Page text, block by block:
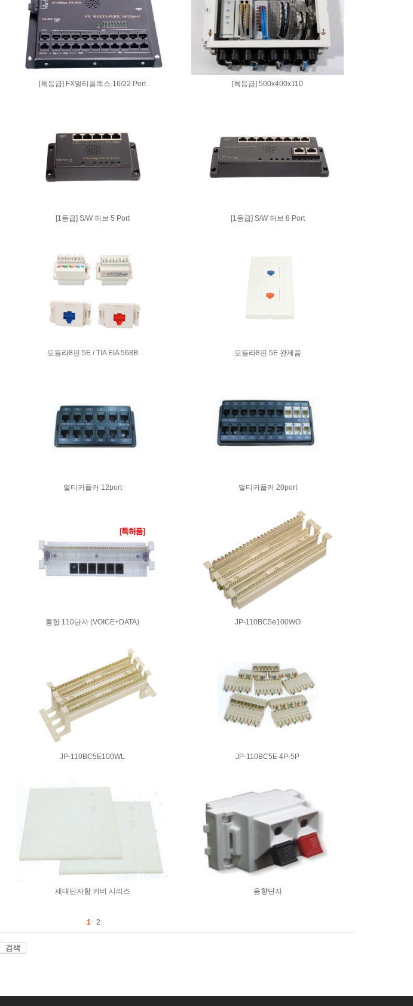
[특등급] FX멀티플렉스 16/22 Port [특등급] 500x400x110
[1등급] S/W 허브 5 Port [1등급] S/W 허브 8 Port
모듈라8핀 5E / TIA EIA 568B 모듈라8핀 5E 완제품
멀티커플러 12port 멀티커플러 20port
통합 110단자 (VOICE+DATA) JP-110BC5e100WO
JP-110BC5E100WL JP-110BC5E 4P-5P
세대단자함 커버 시리즈 음향단자
1 2